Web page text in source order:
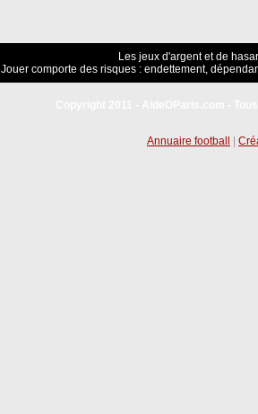
Les jeux d'argent et de
Jouer comporte des risques : endettement,
Annuaire football